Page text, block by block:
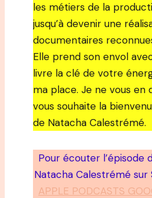
les métiers de la
jusqu’à devenir une
documentaires
Elle prend son envol
livre la clé de votre
ma place. Je ne vous en
vous souhaite la
de Natacha Calestrémé.
Pour écouter l’épisode
Natacha Calestrémé sur
APPLE PODCASTS